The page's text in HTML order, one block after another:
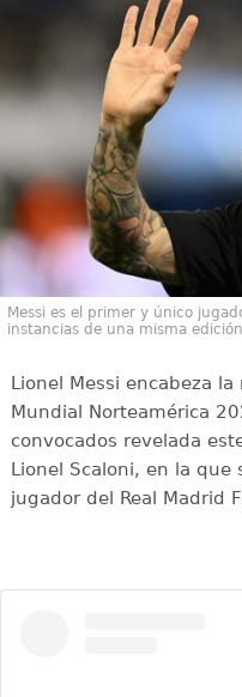
Messi es el primer y único
instancias de una misma
Lionel Messi encabeza
Mundial Norteamérica
convocados revelada
Lionel Scaloni, en la que
jugador del Real Madrid